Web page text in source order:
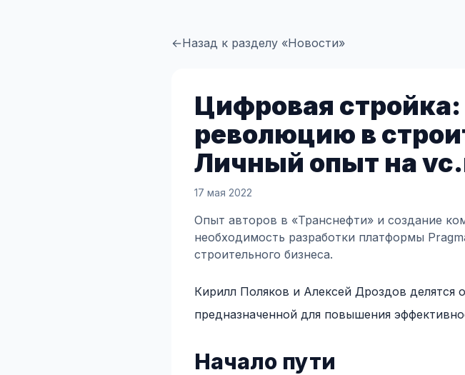
←Назад к разделу «Новости»
Цифровая
революцию в
Личный опыт на
17 мая 2022
Опыт авторов в «Транснефти» и создание
необходимость разработки платформы
строительного бизнеса.
Кирилл Поляков и Алексей Дроздов
предназначенной для повышения
Начало пути